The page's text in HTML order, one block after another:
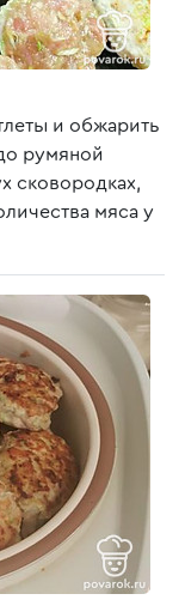
и обжарить
румяной
сковородках,
мяса у